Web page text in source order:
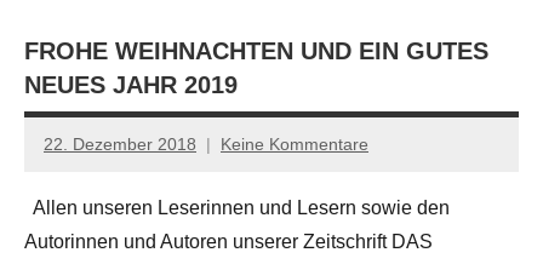
FROHE WEIHNACHTEN UND EIN GUTES
NEUES JAHR 2019
22. Dezember 2018
Anton
Leitner
Keine Kommentare
Allen unseren Leserinnen und Lesern sowie den
Autorinnen und Autoren unserer Zeitschrift DAS